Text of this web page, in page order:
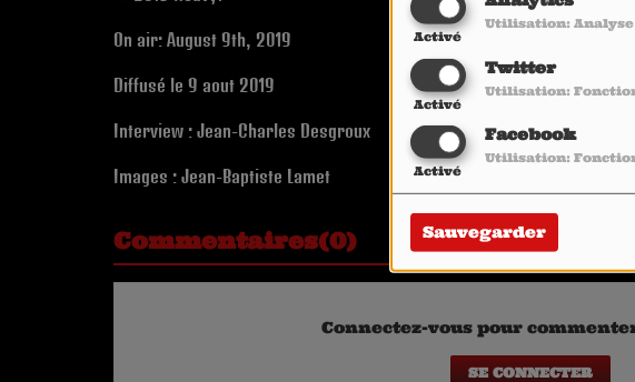
Activé
Utilisation: Analyse
Twitter
Activé
Utilisation:
Facebook
Activé
Utilisation:
Sauvegarder
On air: August 9th, 2019
Diffusé le 9 août 2019
Interview : Jean-Charles Desgroux
Images : Jean-Baptiste Lamet
Commentaires(0)
Connectez-vous pour
SE CONNECTER